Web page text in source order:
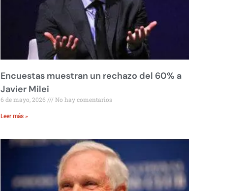
Encuestas muestran un rechazo del 60% a
Javier Milei
6 de mayo, 2026 No hay comentarios
Leer más »